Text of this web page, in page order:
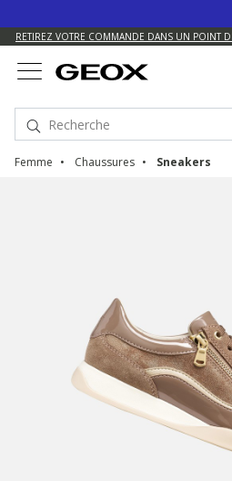
RETIREZ VOTRE COMMANDE DANS UN POINT
Femme Chaussures Sneakers